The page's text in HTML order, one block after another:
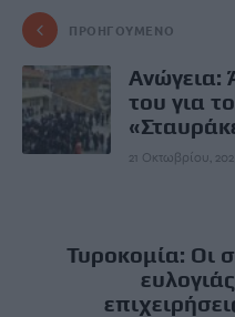
ΠΡΟΗΓΟΎΜΕΝΟ
Ανώγεια:
του για
21 Οκτωβρίου,
Τυροκομία: Οι